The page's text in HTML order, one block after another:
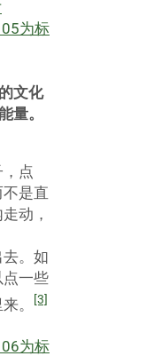
文化
量。
点
是直
动，
。如
一些
。
[3]